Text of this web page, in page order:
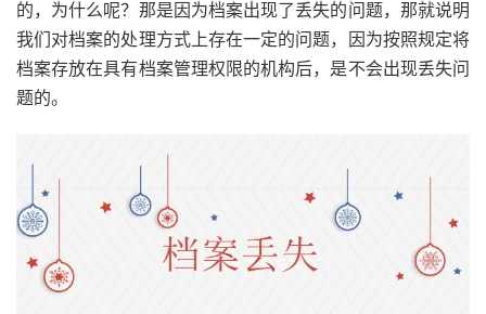
的，为什么呢？那是因为档案出现了丢失的问题，那就说明
我们对档案的处理方式上存在一定的问题，因为按照规定将
档案存放在具有档案管理权限的机构后，是不会出现丢失问
题的。